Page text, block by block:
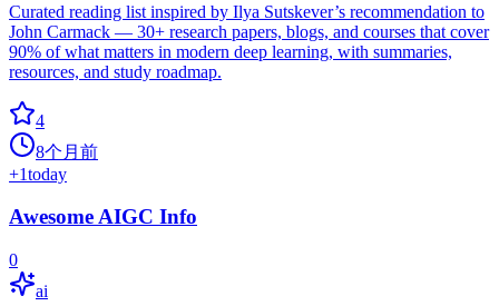
Curated reading list inspired by Ilya Sutskever’s recommendation to
John Carmack — 30+ research papers, blogs, and courses that cover
90% of what matters in modern deep learning, with summaries,
resources, and study roadmap.
4
8个月前
+1today
Awesome AIGC Info
0
ai